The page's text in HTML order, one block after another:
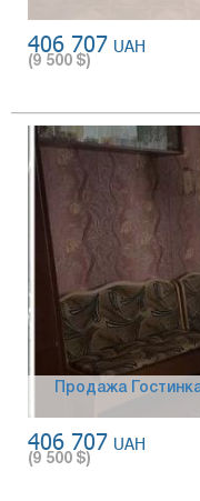
406 707 UAH
(9 500 $)
Продажа
406 707 UAH
(9 500 $)